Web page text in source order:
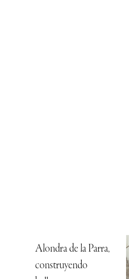
Alondra de la Parra,
construyendo